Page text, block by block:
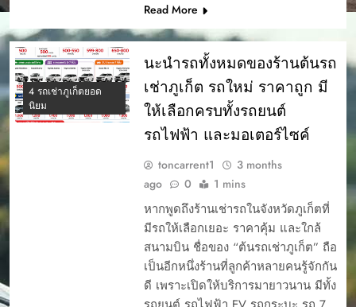
Read More
4 รถเช่าภูเก็ตยอด
นิยม
นะนำรถทั้งหมดของร้านต้นรถ
เช่าภูเก็ต รถใหม่ ราคาถูก มี
ให้เลือกครบทั้งรถยนต์
รถไฟฟ้า และมอเตอร์ไซค์
toncarrent1
3 months
ago
0 1 mins
หากพูดถึงร้านเช่ารถในจังหวัดภูเก็ตที่
มีรถให้เลือกเยอะ ราคาคุ้ม และใกล้
สนามบิน ชื่อของ “ต้นรถเช่าภูเก็ต” ถือ
เป็นอีกหนึ่งร้านที่ลูกค้าหลายคนรู้จักกัน
ดี เพราะเปิดให้บริการมายาวนาน มีทั้ง